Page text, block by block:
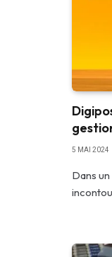
5 MAI 2024
Dans